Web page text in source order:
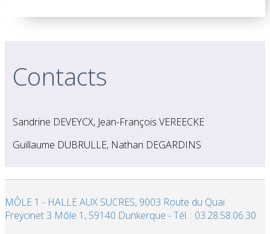
Contacts
Sandrine DEVEYCX, Jean-François VEREECKE
Guillaume DUBRULLE, Nathan DEGARDINS
MÔLE 1 - HALLE AUX SUCRES, 9003 Route du Quai
Freycinet 3 Môle 1, 59140 Dunkerque - Tél. : 03.28.58.06.30